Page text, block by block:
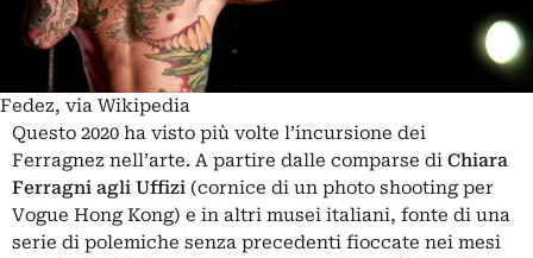
Fedez, via Wikipedia
Questo 2020 ha visto più volte l’incursione dei
Ferragnez nell’arte. A partire dalle comparse di Chiara
Ferragni agli Uffizi (cornice di un photo shooting per
Vogue Hong Kong) e in altri musei italiani, fonte di una
serie di polemiche senza precedenti fioccate nei mesi